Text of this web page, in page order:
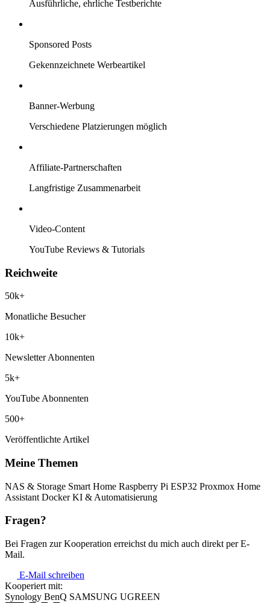
Ausführliche, ehrliche Testberichte
Sponsored Posts
Gekennzeichnete Werbeartikel
Banner-Werbung
Verschiedene Platzierungen möglich
Affiliate-Partnerschaften
Langfristige Zusammenarbeit
Video-Content
YouTube Reviews & Tutorials
Reichweite
50k+
Monatliche Besucher
10k+
Newsletter Abonnenten
5k+
YouTube Abonnenten
500+
Veröffentlichte Artikel
Meine Themen
NAS & Storage Smart Home Raspberry Pi ESP32 Proxmox Home
Assistant Docker KI & Automatisierung
Fragen?
Bei Fragen zur Kooperation erreichst du mich auch direkt per E-
Mail.
E-Mail schreiben
Kooperiert mit:
Synology BenQ SAMSUNG UGREEN